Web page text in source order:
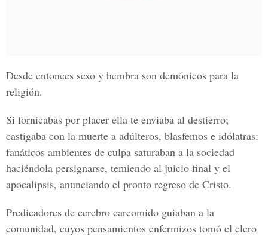
Desde entonces sexo y hembra son demónicos para la
religión.
Si fornicabas por placer ella te enviaba al destierro;
castigaba con la muerte a adúlteros, blasfemos e idólatras:
fanáticos ambientes de culpa saturaban a la sociedad
haciéndola persignarse, temiendo al juicio final y el
apocalipsis, anunciando el pronto regreso de Cristo.
Predicadores de cerebro carcomido guiaban a la
comunidad, cuyos pensamientos enfermizos tomó el clero